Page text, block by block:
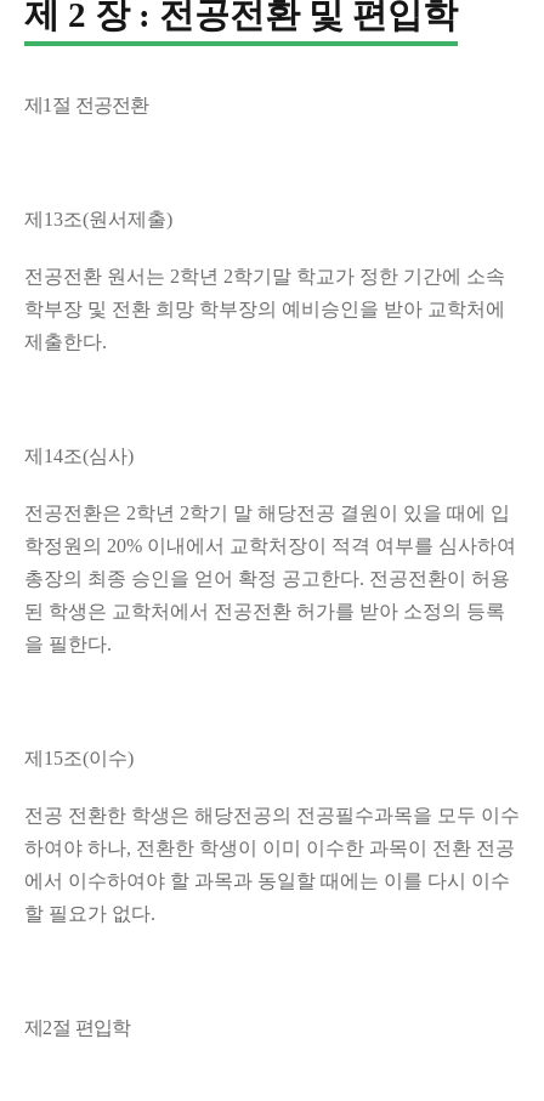
제 2 장 : 전공전환 및 편입학
제 1 절 전공전환
제 13조(원서제출)
전공전환 원서는 2학년 2학기말 학교가 정한 기간에 소속
학부장 및 전환 희망 학부장의 예비승인을 받아 교학처에
제출한다.
제 14조(심사)
전공전환은 2학년 2학기 말 해당전공 결원이 있을 때에 입
학정원의 20% 이내에서 교학처장이 적격 여부를 심사하여
총장의 최종 승인을 얻어 확정 공고한다. 전공전환이 허용
된 학생은 교학처에서 전공전환 허가를 받아 소정의 등록
을 필한다.
제 15조(이수)
전공 전환한 학생은 해당전공의 전공필수과목을 모두 이수
하여야 하나, 전환한 학생이 이미 이수한 과목이 전환 전공
에서 이수하여야 할 과목과 동일할 때에는 이를 다시 이수
할 필요가 없다.
제 2절 편입학